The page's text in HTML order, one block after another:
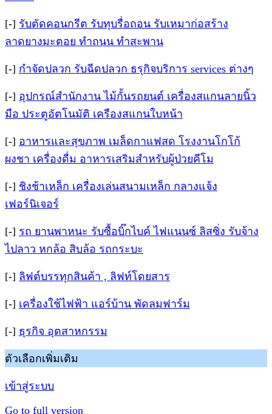
[-] รับตัดคอนกรีต รับทุบรื่อถอน รับเหมาก่อสร้าง
ลาดยางมะตอย ทำถนน ทำสะพาน
[-] กำจัดปลวก รับฉีดปลวก ธรุกิจบริการ services ต่างๆ
[-] อุปกรณ์สำนักงาน ไม้กั้นรถยนต์ เครื่องสแกนลายนิ้ว
มือ ประตูอัตโนมัติ เครืองสแกนใบหน้า
[-] อาหารและสุขภาพ เมล็ดกาแฟสด โรงงานโกโก้
ผงชา เครื่องดื่ม อาหารเสริมสำหรับผู้ป่วยคีโม
[-] ชิงช้าเหล็ก เครื่องเล่นสนามเหล็ก กลางแจ้ง
เฟอร์นิเจอร์
[-] รถ ยานพาหนะ รับซื้อบิ๊กไบค์ ไฟแนนซ์ ลิสซิ่ง รับจ้าง
ไปลาว หกล้อ สิบล้อ รถกระบะ
[-] ลิฟต์บรรทุกสินค้า , ลิฟท์โดยสาร
[-] เครื่องใช้ไฟฟ้า แอร์บ้าน พัดลมฟาร์ม
[-] ธุรกิจ อุตสาหกรรม
ตัวเลือกเพิ่มเติม
เข้าสู่ระบบ
Go to full version